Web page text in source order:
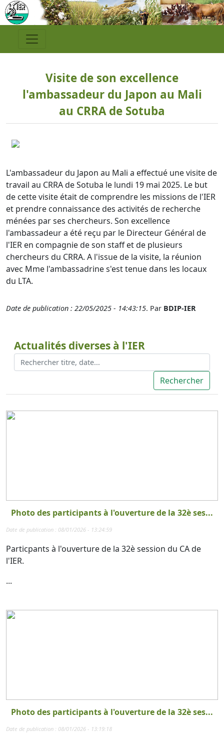
Visite de son excellence
l'ambassadeur du Japon au Mali
au CRRA de Sotuba
L'ambassadeur du Japon au Mali a effectué une visite de
travail au CRRA de Sotuba le lundi 19 mai 2025. Le but
de cette visite était de comprendre les missions de l'IER
et prendre connaissance des activités de recherche
ménées par ses chercheurs. Son excellence
l'ambassadeur a été reçu par le Directeur Général de
l'IER en compagnie de son staff et de plusieurs
chercheurs du CRRA. A l'issue de la visite, la réunion
avec Mme l'ambassadrine s'est tenue dans les locaux
du LTA.
Date de publication : 22/05/2025 - 14:43:15. Par BDIP-IER
Actualités diverses à l'IER
Photo des participants à l'ouverture de la 32è ses...
Date de publication : 08/01/2026 - 13:24:59
Particpants à l'ouverture de la 32è session du CA de
l'IER.
...
Photo des participants à l'ouverture de la 32è ses...
Date de publication : 08/01/2026 - 13:19:18